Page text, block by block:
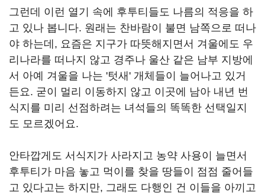
그런데 이런 열기 속에 후투티들도 나름의 적응을 하
고 있나 봅니다. 원래는 찬바람이 불면 남쪽으로 떠나
야 하는데, 요즘은 지구가 따뜻해지면서 겨울에도 우
리나라를 떠나지 않고 경주나 울산 같은 남부 지방에
서 아예 겨울을 나는 '텃새' 개체들이 늘어나고 있거
든요. 굳이 멀리 이동하지 않고 이곳에 남아 내년 번
식지를 미리 선점하려는 녀석들의 똑똑한 선택일지
도 모르겠어요.
안타깝게도 서식지가 사라지고 농약 사용이 늘면서
후투티가 마음 놓고 먹이를 찾을 땅들이 점점 줄어들
고 있다고는 하지만, 그래도 다행인 건 이들을 아끼고